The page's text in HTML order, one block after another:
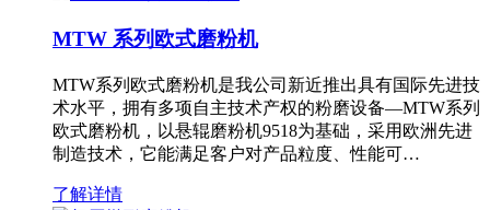
MTW 系列欧式磨粉机
MTW系列欧式磨粉机是我公司新近推出具有国际先进技
术水平，拥有多项自主技术产权的粉磨设备—MTW系列
欧式磨粉机，以悬辊磨粉机9518为基础，采用欧洲先进
制造技术，它能满足客户对产品粒度、性能可…
了解详情